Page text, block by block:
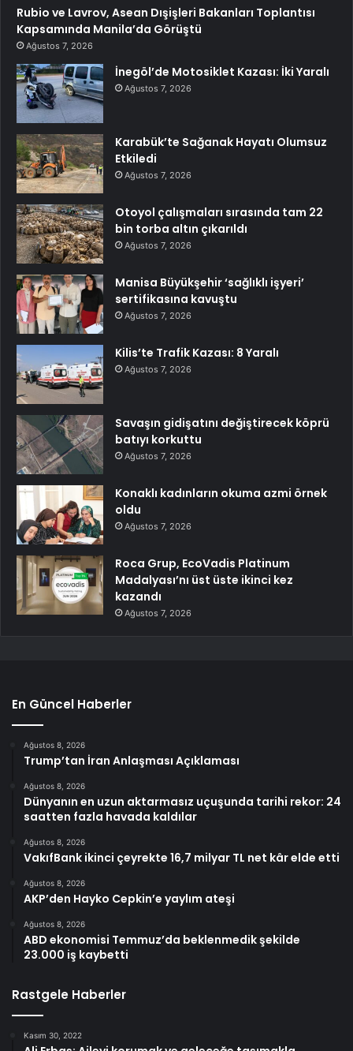
Rubio ve Lavrov, Asean Dışişleri Bakanları Toplantısı
Kapsamında Manila’da Görüştü
Ağustos 7, 2026
İnegöl’de Motosiklet Kazası: İki Yaralı
Ağustos 7, 2026
Karabük’te Sağanak Hayatı Olumsuz
Etkiledi
Ağustos 7, 2026
Otoyol çalışmaları sırasında tam 22
bin torba altın çıkarıldı
Ağustos 7, 2026
Manisa Büyükşehir ‘sağlıklı işyeri’
sertifikasına kavuştu
Ağustos 7, 2026
Kilis’te Trafik Kazası: 8 Yaralı
Ağustos 7, 2026
Savaşın gidişatını değiştirecek köprü
batıyı korkuttu
Ağustos 7, 2026
Konaklı kadınların okuma azmi örnek
oldu
Ağustos 7, 2026
Roca Grup, EcoVadis Platinum
Madalyası’nı üst üste ikinci kez
kazandı
Ağustos 7, 2026
En Güncel Haberler
Ağustos 8, 2026
Trump’tan İran Anlaşması Açıklaması
Ağustos 8, 2026
Dünyanın en uzun aktarmasız uçuşunda tarihi rekor: 24
saatten fazla havada kaldılar
Ağustos 8, 2026
VakıfBank ikinci çeyrekte 16,7 milyar TL net kâr elde etti
Ağustos 8, 2026
AKP’den Hayko Cepkin’e yaylım ateşi
Ağustos 8, 2026
ABD ekonomisi Temmuz’da beklenmedik şekilde
23.000 iş kaybetti
Rastgele Haberler
Kasım 30, 2022